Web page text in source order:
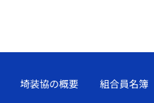
埼装協の概要 組合員名簿